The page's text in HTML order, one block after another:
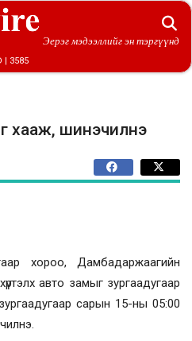
Эерэг мэдээллийг эн тэргүүнд
| 3585
хааж, шинэчилнэ
хороо, Дамбадаржаагийн
авто замыг зургаадугаар
сарын 15-ны 05:00